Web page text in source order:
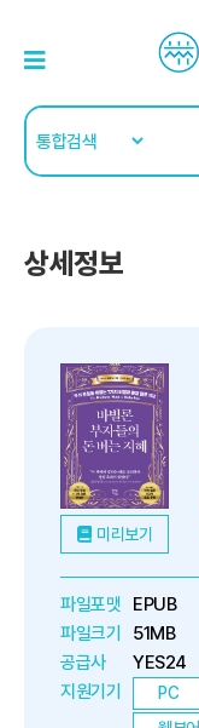
상세정보
미리보기
파일포맷
EPUB
파일크기
51MB
공급사
YES24
지원기기
PC